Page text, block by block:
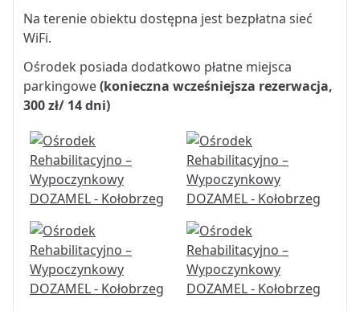
Na terenie obiektu dostępna jest bezpłatna sieć
WiFi.
Ośrodek posiada dodatkowo płatne miejsca
parkingowe(konieczna wcześniejsza rezerwacja,
300 zł/ 14 dni)